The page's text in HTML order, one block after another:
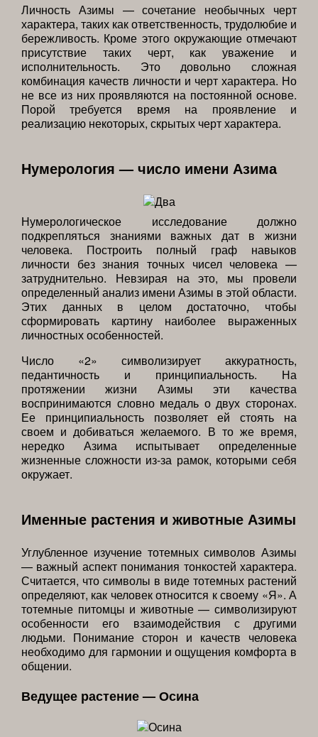
Личность Азимы — сочетание необычных черт
характера, таких как ответственность, трудолюбие и
бережливость. Кроме этого окружающие отмечают
присутствие таких черт, как уважение и
исполнительность. Это довольно сложная
комбинация качеств личности и черт характера. Но
не все из них проявляются на постоянной основе.
Порой требуется время на проявление и
реализацию некоторых, скрытых черт характера.
Нумерология — число имени Азима
Нумерологическое исследование должно
подкрепляться знаниями важных дат в жизни
человека. Построить полный граф навыков
личности без знания точных чисел человека —
затруднительно. Невзирая на это, мы провели
определенный анализ имени Азимы в этой области.
Этих данных в целом достаточно, чтобы
сформировать картину наиболее выраженных
личностных особенностей.
Число «2» символизирует аккуратность,
педантичность и принципиальность. На
протяжении жизни Азимы эти качества
воспринимаются словно медаль о двух сторонах.
Ее принципиальность позволяет ей стоять на
своем и добиваться желаемого. В то же время,
нередко Азима испытывает определенные
жизненные сложности из-за рамок, которыми себя
окружает.
Именные растения и животные Азимы
Углубленное изучение тотемных символов Азимы
— важный аспект понимания тонкостей характера.
Считается, что символы в виде тотемных растений
определяют, как человек относится к своему «Я». А
тотемные питомцы и животные — символизируют
особенности его взаимодействия с другими
людьми. Понимание сторон и качеств человека
необходимо для гармонии и ощущения комфорта в
общении.
Ведущее растение — Осина